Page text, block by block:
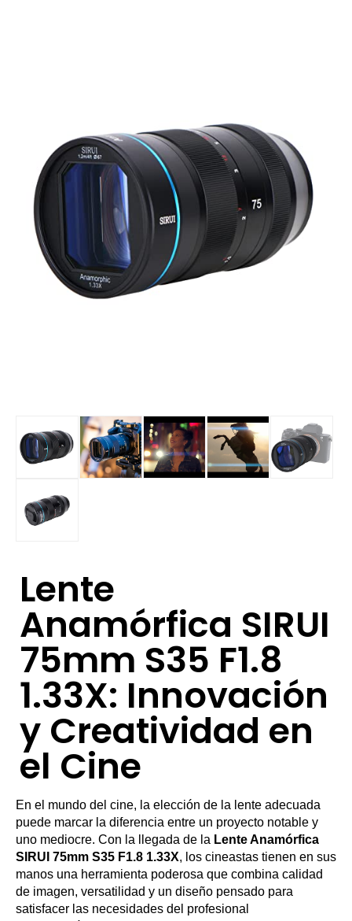
Lente
Anamórfica SIRUI
75mm S35 F1.8
1.33X: Innovación
y Creatividad en
el Cine
En el mundo del cine, la elección de la lente adecuada
puede marcar la diferencia entre un proyecto notable y
uno mediocre. Con la llegada de la Lente Anamórfica
SIRUI 75mm S35 F1.8 1.33X, los cineastas tienen en sus
manos una herramienta poderosa que combina calidad
de imagen, versatilidad y un diseño pensado para
satisfacer las necesidades del profesional